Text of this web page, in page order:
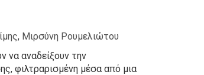
, Μιρσύνη Ρουμελιώτου
να αναδείξουν την
φιλτραρισμένη μέσα από μια